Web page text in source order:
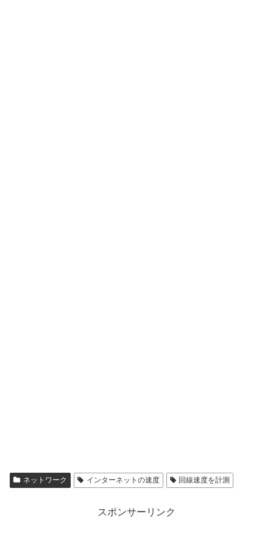
ネットワーク インターネットの速度 回線速度を計測
スポンサーリンク